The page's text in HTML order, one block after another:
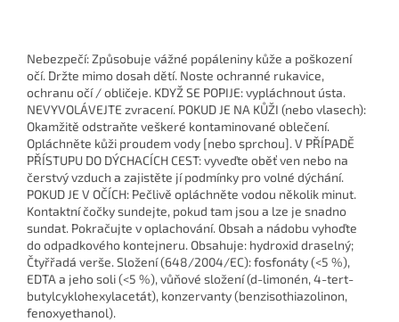
Nebezpečí: Způsobuje vážné popáleniny kůže a poškození
očí. Držte mimo dosah dětí. Noste ochranné rukavice,
ochranu očí / obličeje. KDYŽ SE POPIJE: vypláchnout ústa.
NEVYVOLÁVEJTE zvracení. POKUD JE NA KŮŽI (nebo vlasech):
Okamžitě odstraňte veškeré kontaminované oblečení.
Opláchněte kůži proudem vody [nebo sprchou]. V PŘÍPADĚ
PŘÍSTUPU DO DÝCHACÍCH CEST: vyveďte oběť ven nebo na
čerstvý vzduch a zajistěte jí podmínky pro volné dýchání.
POKUD JE V OČÍCH: Pečlivě opláchněte vodou několik minut.
Kontaktní čočky sundejte, pokud tam jsou a lze je snadno
sundat. Pokračujte v oplachování. Obsah a nádobu vyhoďte
do odpadkového kontejneru. Obsahuje: hydroxid draselný;
Čtyřřadá verše. Složení (648/2004/EC): fosfonáty (<5 %),
EDTA a jeho soli (<5 %), vůňové složení (d-limonén, 4-tert-
butylcyklohexylacetát), konzervanty (benzisothiazolinon,
fenoxyethanol).